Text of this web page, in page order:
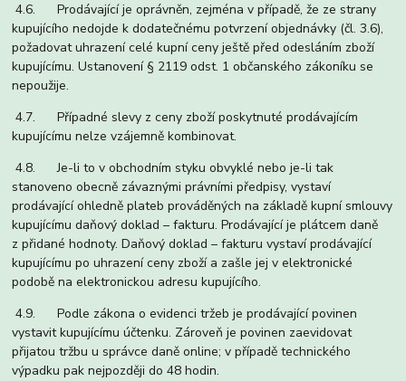
4.6. Prodávající je oprávněn, zejména v případě, že ze strany
kupujícího nedojde k dodatečnému potvrzení objednávky (čl. 3.6),
požadovat uhrazení celé kupní ceny ještě před odesláním zboží
kupujícímu. Ustanovení § 2119 odst. 1 občanského zákoníku se
nepoužije.
4.7. Případné slevy z ceny zboží poskytnuté prodávajícím
kupujícímu nelze vzájemně kombinovat.
4.8. Je-li to v obchodním styku obvyklé nebo je-li tak
stanoveno obecně závaznými právními předpisy, vystaví
prodávající ohledně plateb prováděných na základě kupní smlouvy
kupujícímu daňový doklad – fakturu. Prodávající je plátcem daně
z přidané hodnoty. Daňový doklad – fakturu vystaví prodávající
kupujícímu po uhrazení ceny zboží a zašle jej v elektronické
podobě na elektronickou adresu kupujícího.
4.9. Podle zákona o evidenci tržeb je prodávající povinen
vystavit kupujícímu účtenku. Zároveň je povinen zaevidovat
přijatou tržbu u správce daně online; v případě technického
výpadku pak nejpozději do 48 hodin.